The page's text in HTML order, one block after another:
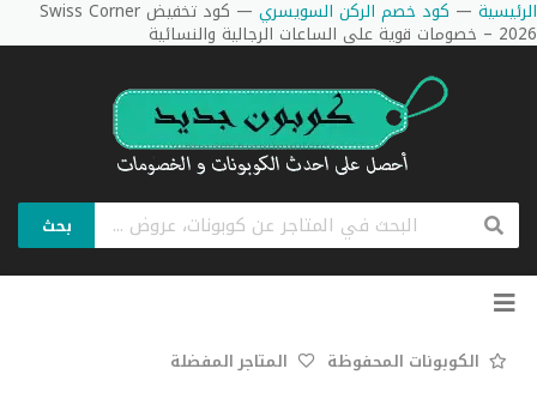
الرئيسية — كود خصم الركن السويسري — كود تخفيض Swiss Corner
2026 – خصومات قوية على الساعات الرجالية والنسائية
بحث
تخطي
الكوبونات المحفوظة المتاجر المفضلة